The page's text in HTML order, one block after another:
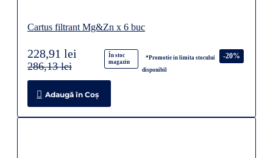
Cartus filtrant Mg&Zn x 6 buc
În stoc
magazin
*Promotie in limita stocului
disponibil
-20%
228,91 lei
286,13 lei
Adaugă în Coş